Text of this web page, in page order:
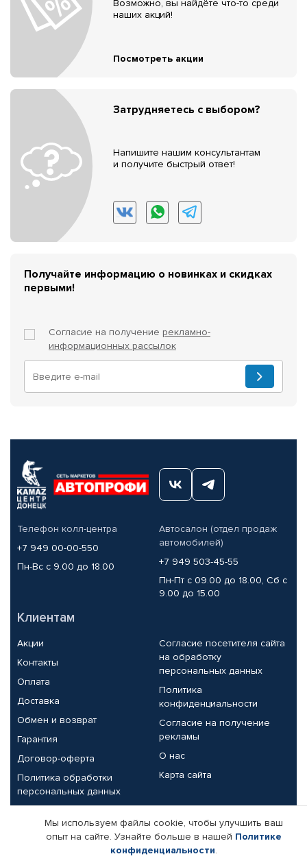
Возможно, вы найдёте что-то среди
наших акций!
Посмотреть акции
Затрудняетесь с выбором?
Напишите нашим консультантам
и получите быстрый ответ!
Получайте информацию о новинках и скидках
первыми!
Согласие на получение рекламно-
информационных рассылок
Телефон колл-центра
+7 949 00-00-550
Пн-Вс с 9.00 до 18.00
Автосалон (отдел продаж
автомобилей)
+7 949 503-45-55
Пн-Пт с 09.00 до 18.00, Сб с
9.00 до 15.00
Клиентам
Акции
Контакты
Оплата
Доставка
Обмен и возврат
Гарантия
Договор-оферта
Политика обработки
персональных данных
Согласие посетителя сайта
на обработку
персональных данных
Политика
конфиденциальности
Согласие на получение
рекламы
О нас
Карта сайта
Партнерам
Корпоративным клиентам
Реквизиты компании
Мы используем файлы cookie, чтобы улучшить ваш
опыт на сайте. Узнайте больше в нашей Политике
конфиденциальности.